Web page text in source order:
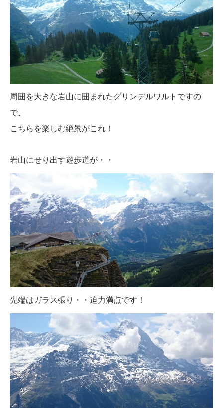
周囲を大きな岩山に囲まれたグリンデルワルトですの
で、
こちらを楽しむ絶景がこれ！
岩山にせり出す遊歩道が・・
先端はガラス張り・・迫力満点です！